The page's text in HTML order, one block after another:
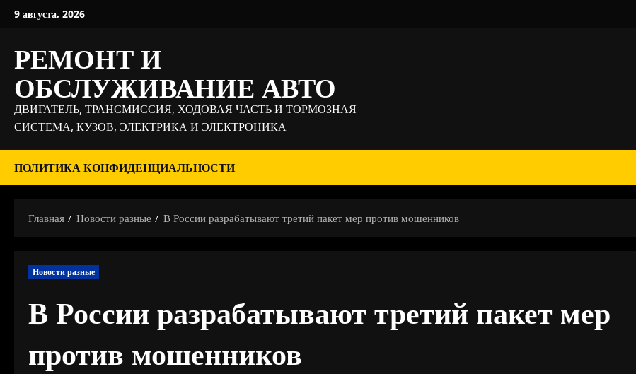
Перейти
9 августа, 2026
РЕМОНТ И
ОБСЛУЖИВАНИЕ АВТО
ДВИГАТЕЛЬ, ТРАНСМИССИЯ, ХОДОВАЯ ЧАСТЬ И ТОРМОЗНАЯ
СИСТЕМА, КУЗОВ, ЭЛЕКТРИКА И ЭЛЕКТРОНИКА
ПОЛИТИКА КОНФИДЕНЦИАЛЬНОСТИ
Главная Новости разные В России разрабатывают третий пакет мер против мошенников
Новости разные
В России разрабатывают третий пакет мер
против мошенников